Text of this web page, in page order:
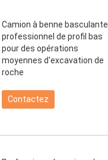
Camion à benne basculante
professionnel de profil bas
pour des opérations
moyennes d'excavation de
roche
Contactez